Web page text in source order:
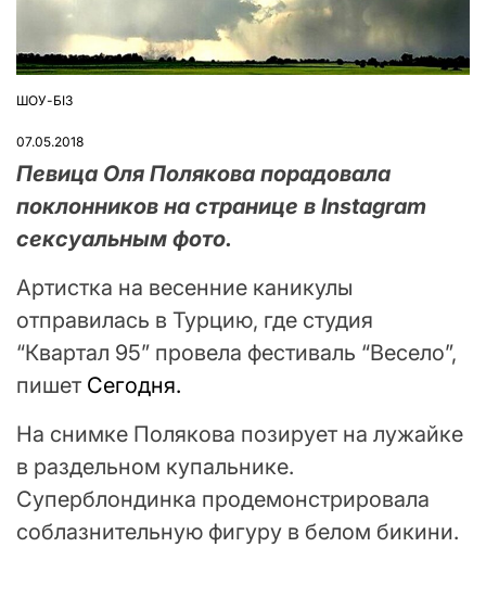
ОПУБЛІКУВАТИ
ШОУ-БІЗ
07.05.2018
Певица Оля Полякова порадовала
поклонников на странице в Instagram
сексуальным фото.
Артистка на весенние каникулы
отправилась в Турцию, где студия
“Квартал 95” провела фестиваль “Весело”,
пишет Сегодня.
На снимке Полякова позирует на лужайке
в раздельном купальнике.
Суперблондинка продемонстрировала
соблазнительную фигуру в белом бикини.